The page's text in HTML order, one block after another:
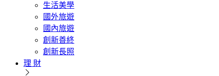
生活美學
國外旅遊
國內旅遊
創新善終
創新長照
理 財